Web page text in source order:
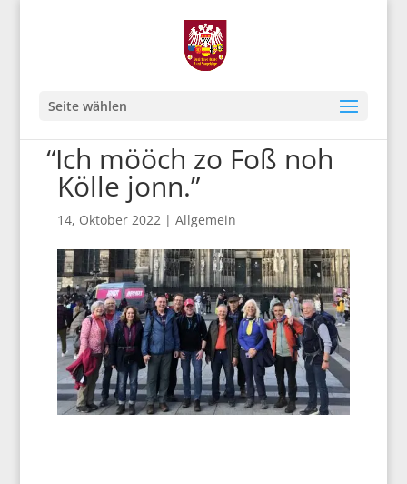
Seite wählen
“Ich mööch zo Foß noh
Kölle jonn.”
14, Oktober 2022| Allgemein